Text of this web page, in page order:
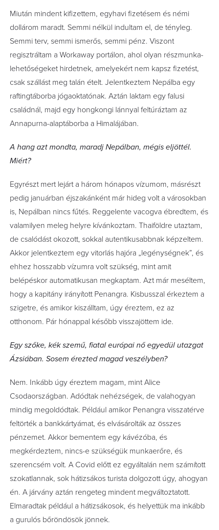
Miután mindent kifizettem, egyhavi fizetésem és némi
dollárom maradt. Semmi nélkül indultam el, de tényleg.
Semmi terv, semmi ismerős, semmi pénz. Viszont
regisztráltam a Workaway portálon, ahol olyan részmunka-
lehetőségeket hirdetnek, amelyekért nem kapsz fizetést,
csak szállást meg talán ételt. Jelentkeztem Nepálba egy
raftingtáborba jógaoktatónak. Aztán laktam egy falusi
családnál, majd egy hongkongi lánnyal feltúráztam az
Annapurna-alaptáborba a Himalájában.
A hang azt mondta, maradj Nepálban, mégis eljöttél.
Miért?
Egyrészt mert lejárt a három hónapos vízumom, másrészt
pedig ja­nuár­ban éjszakánként már hideg volt a városokban
is, Nepálban nincs fűtés. Reggelente vacogva ébredtem, és
valamilyen meleg helyre kívánkoztam. Thaiföldre utaztam,
de csalódást okozott, sokkal autentikusabbnak képzeltem.
Akkor jelentkeztem egy vitorlás hajóra „legénységnek”, és
ehhez hosszabb vízumra volt szükség, mint amit
belépéskor automatikusan megkaptam. Azt már meséltem,
hogy a kapitány irányított Penangra. Kisbusszal érkeztem a
szigetre, és amikor kiszálltam, úgy éreztem, ez az
otthonom. Pár hónappal később visszajöttem ide.
Egy szőke, kék szemű, fiatal európai nő egyedül utazgat
Ázsiában. Sosem érezted magad veszélyben?
Nem. Inkább úgy éreztem magam, mint Alice
Csodaországban. Adódtak nehézségek, de valahogyan
mindig megoldódtak. Például amikor Penangra visszatérve
feltörték a bankkártyámat, és elvásárolták az összes
pénzemet. Akkor bementem egy kávézóba, és
megkérdeztem, nincs-e szükségük munkaerőre, és
szerencsém volt. A Covid előtt ez egyáltalán nem számított
szokatlannak, sok hátizsákos turista dolgozott úgy, ahogyan
én. A járvány aztán rengeteg mindent megváltoztatott.
Elmaradtak például a hátizsákosok, és helyettük ma inkább
a gurulós bőröndösök jönnek.